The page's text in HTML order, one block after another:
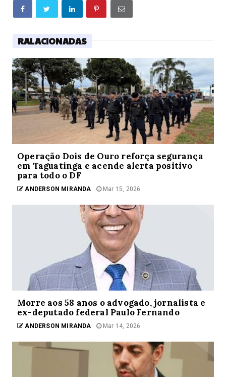
RALACIONADAS
Operação Dois de Ouro reforça segurança
em Taguatinga e acende alerta positivo
para todo o DF
ANDERSON MIRANDA Mar 15, 2026
Morre aos 58 anos o advogado, jornalista e
ex-deputado federal Paulo Fernando
ANDERSON MIRANDA Mar 14, 2026